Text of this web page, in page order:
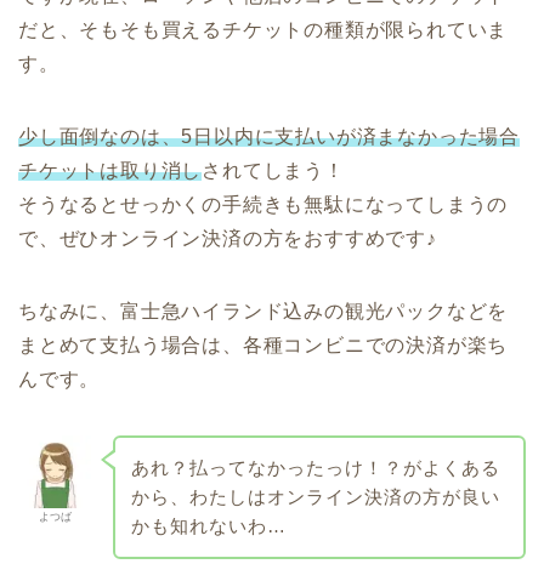
だと、そもそも買えるチケットの種類が限られていま
す。
少し面倒なのは、5日以内に支払いが済まなかった場合
チケットは取り消しされてしまう！
そうなるとせっかくの手続きも無駄になってしまうの
で、ぜひオンライン決済の方をおすすめです♪
ちなみに、富士急ハイランド込みの観光パックなどを
まとめて支払う場合は、各種コンビニでの決済が楽ち
んです。
よつば
あれ？払ってなかったっけ！？がよくある
から、わたしはオンライン決済の方が良い
かも知れないわ…